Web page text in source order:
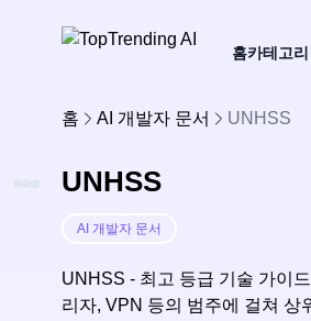
홈카테고리
홈 AI 개발자 문서 UNHSS
UNHSS
AI 개발자 문서
UNHSS - 최고 등급 기술 가이
리자, VPN 등의 범주에 걸쳐 상